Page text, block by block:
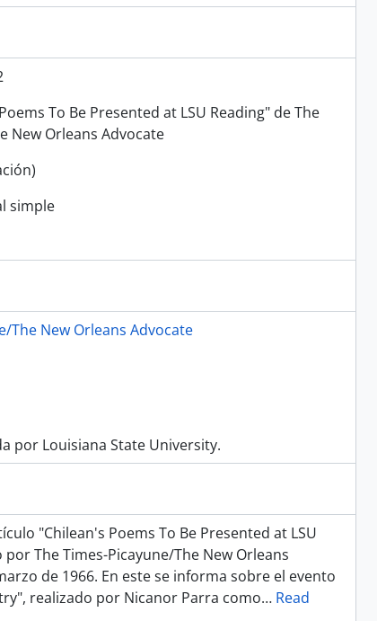
To Be Presented at LSU Reading" de The
New Orleans Advocate
simple
The New Orleans Advocate
por Louisiana State University.
"Chilean's Poems To Be Presented at LSU
The Times-Picayune/The New Orleans
de 1966. En este se informa sobre el evento
realizado por Nicanor Parra como… Read